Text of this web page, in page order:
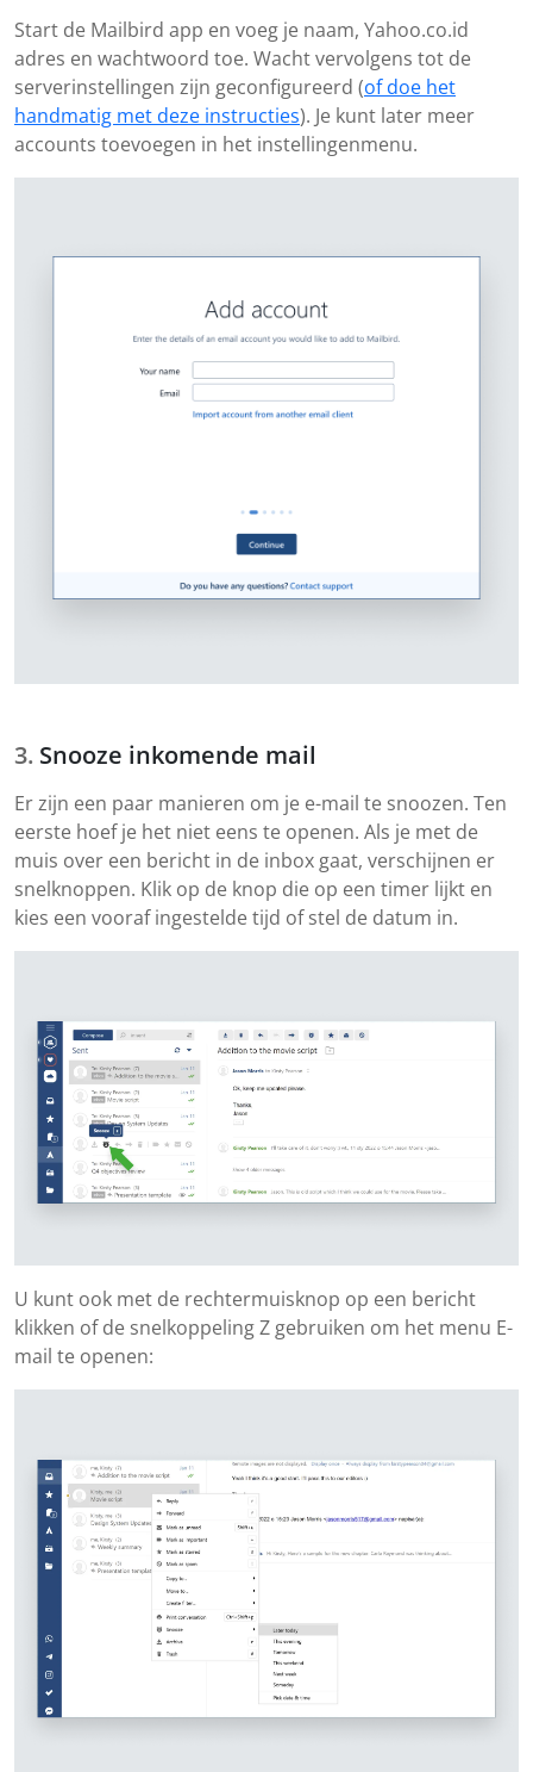
Start de Mailbird app en voeg je naam, Yahoo.co.id
adres en wachtwoord toe. Wacht vervolgens tot de
serverinstellingen zijn geconfigureerd (of doe het
handmatig met deze instructies). Je kunt later meer
accounts toevoegen in het instellingenmenu.
Snooze inkomende mail
Er zijn een paar manieren om je e-mail te snoozen. Ten
eerste hoef je het niet eens te openen. Als je met de
muis over een bericht in de inbox gaat, verschijnen er
snelknoppen. Klik op de knop die op een timer lijkt en
kies een vooraf ingestelde tijd of stel de datum in.
U kunt ook met de rechtermuisknop op een bericht
klikken of de snelkoppeling Z gebruiken om het menu E-
mail te openen: